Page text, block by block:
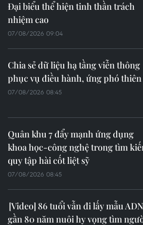
Đại biểu thể hiện tinh thần trách
nhiệm cao
07/08/2026 09:04
Chia sẻ dữ liệu hạ tầng viễn thông
phục vụ điều hành, ứng phó
07/08/2026 08:45
Quân khu 7 đẩy mạnh ứng dụng
khoa học-công nghệ trong tìm
quy tập hài cốt liệt sỹ
07/08/2026 08:45
86 tuổi vẫn đi lấy mẫu
gần 80 năm nuôi hy vọng tìm